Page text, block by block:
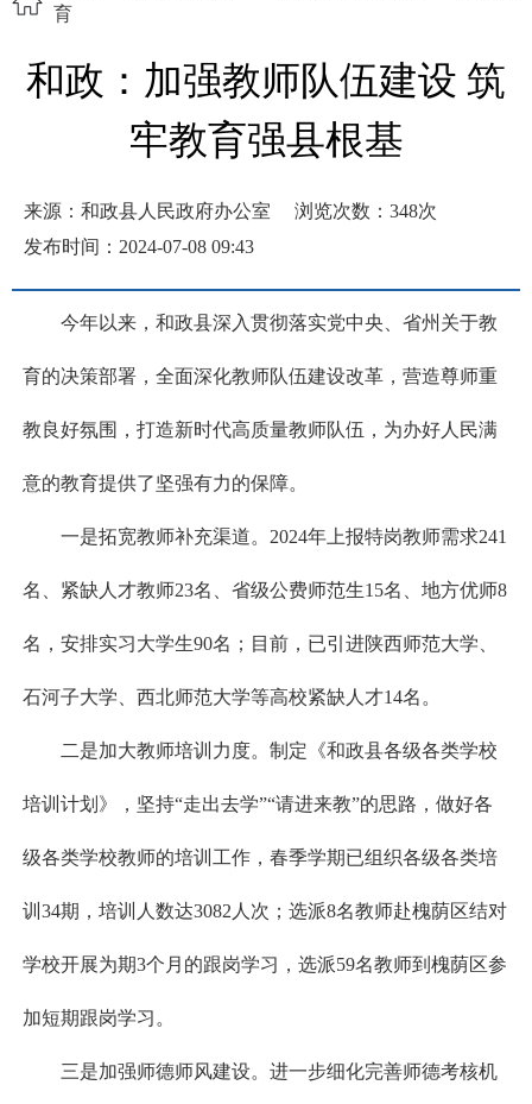
育
和政：加强教师队伍建设 筑
牢教育强县根基
来源：和政县人民政府办公室 浏览次数： 348次
发布时间：2024-07-08 09:43
今年以来，和政县深入贯彻落实党中央、省州关于教
育的决策部署，全面深化教师队伍建设改革，营造尊师重
教良好氛围，打造新时代高质量教师队伍，为办好人民满
意的教育提供了坚强有力的保障。
一是拓宽教师补充渠道。2024年上报特岗教师需求241
名、紧缺人才教师23名、省级公费师范生15名、地方优师8
名，安排实习大学生90名；目前，已引进陕西师范大学、
石河子大学、西北师范大学等高校紧缺人才14名。
二是加大教师培训力度。制定《和政县各级各类学校
培训计划》，坚持“走出去学”“请进来教”的思路，做好各
级各类学校教师的培训工作，春季学期已组织各级各类培
训34期，培训人数达3082人次；选派8名教师赴槐荫区结对
学校开展为期3个月的跟岗学习，选派59名教师到槐荫区参
加短期跟岗学习。
三是加强师德师风建设。进一步细化完善师德考核机